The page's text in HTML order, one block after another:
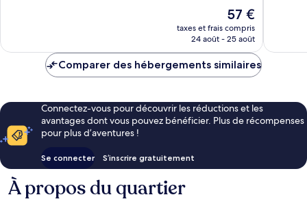
Le
nouveau
prix
de
57 €
taxes et frais compris
24 août - 25 août
Comparer des hébergements similaires
Connectez-vous pour découvrir les réductions et les
avantages dont vous pouvez bénéficier. Plus de récompenses
pour plus d’aventures !
Se connecter S’inscrire gratuitement
À propos du quartier